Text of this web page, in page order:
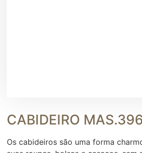
CABIDEIRO MAS.396
Os cabideiros são uma forma